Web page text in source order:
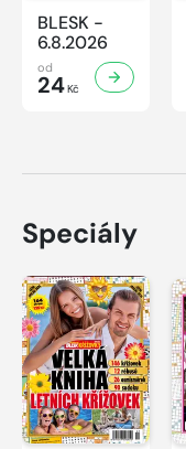
BLESK -
6.8.2026
od
24Kč
Speciály